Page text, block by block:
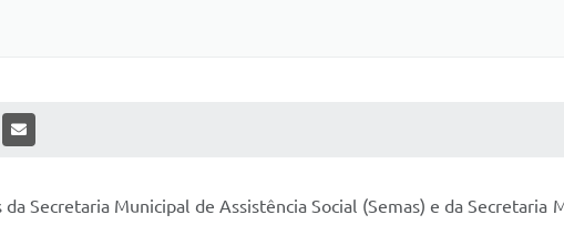
MÍDIAS
Secretaria Municipal de Assistência Social (Semas) e da Secretaria